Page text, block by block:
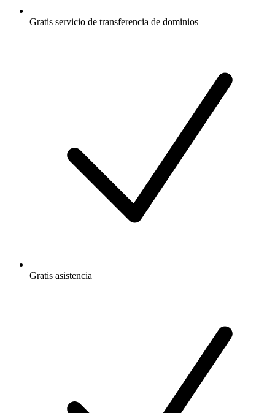
Gratis servicio de transferencia de dominios
Gratis asistencia